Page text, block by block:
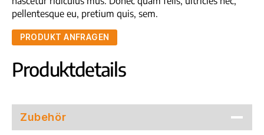
pellentesque eu, pretium quis, sem.
PRODUKT ANFRAGEN
Produktdetails
Zubehör